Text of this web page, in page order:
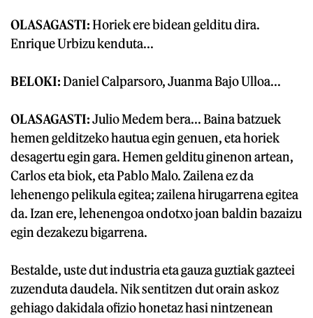
OLASAGASTI:Horiek ere bidean gelditu dira.
Enrique Urbizu kenduta...
BELOKI:Daniel Calparsoro, Juanma Bajo Ulloa...
OLASAGASTI:Julio Medem bera... Baina batzuek
hemen gelditzeko hautua egin genuen, eta horiek
desagertu egin gara. Hemen gelditu ginenon artean,
Carlos eta biok, eta Pablo Malo. Zailena ez da
lehenengo pelikula egitea; zailena hirugarrena egitea
da. Izan ere, lehenengoa ondotxo joan baldin bazaizu
egin dezakezu bigarrena.
Bestalde, uste dut industria eta gauza guztiak gazteei
zuzenduta daudela. Nik sentitzen dut orain askoz
gehiago dakidala ofizio honetaz hasi nintzenean